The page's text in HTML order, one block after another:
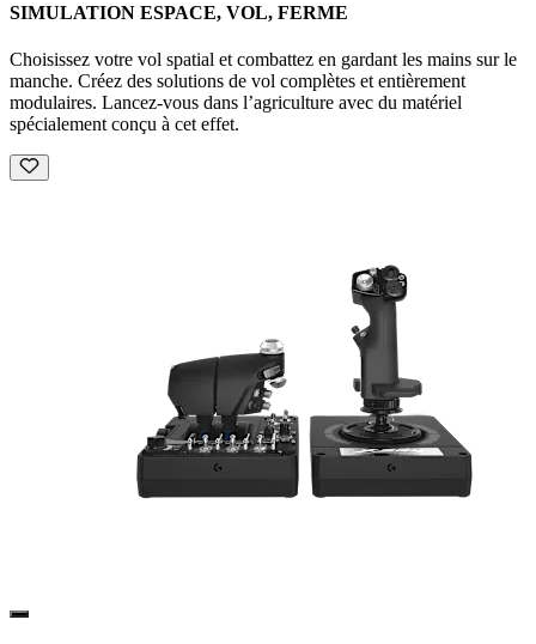
SIMULATION ESPACE, VOL, FERME
Choisissez votre vol spatial et combattez en gardant les mains sur le
manche. Créez des solutions de vol complètes et entièrement
modulaires. Lancez-vous dans l’agriculture avec du matériel
spécialement conçu à cet effet.